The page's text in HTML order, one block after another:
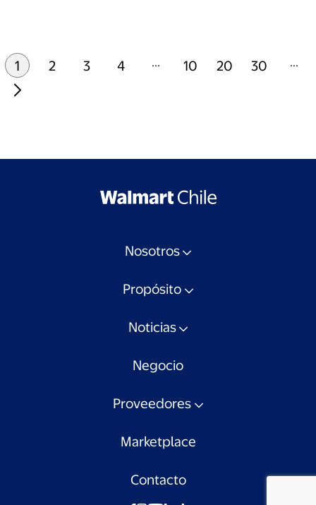
1 2 3 4 ... 10 20 30 ...
Nosotros
Propósito
Noticias
Negocio
Proveedores
Marketplace
Contacto